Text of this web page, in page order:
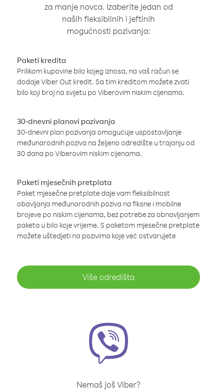
za manje novca. Izaberite jedan od
naših fleksibilnih i jeftinih
mogućnosti pozivanja:
Paketi kredita
Prilikom kupovine bilo kojeg iznosa, na vaš račun se
dodaje Viber Out kredit. Sa tim kreditom možete zvati
bilo koji broj na svijetu po Viberovim niskim cijenama.
30-dnevni planovi pozivanja
30-dnevni plan pozivanja omogućuje uspostavljanje
međunarodnih poziva na željeno odredište u trajanju od
30 dana po Viberovim niskim cijenama.
Paketi mjesečnih pretplata
Paket mjesečne pretplate daje vam fleksibilnost
obavljanja međunarodnih poziva na fiksne i mobilne
brojeve po niskim cijenama, bez potrebe za obnavljanjem
paketa u bilo koje vrijeme. S paketom mjesečne pretplate
možete uštedjeti na pozivima koje već ostvarujete
Više odredišta
Nemaš još Viber?